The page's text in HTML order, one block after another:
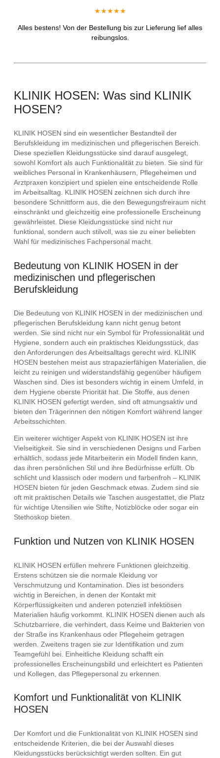
★★★★★
Alles bestens! Von der Bestellung bis zur Lieferung lief alles
reibungslos.
KLINIK HOSEN: Was sind KLINIK
HOSEN?
KLINIK HOSEN sind ein wesentlicher Bestandteil der
Berufskleidung im medizinischen und pflegerischen Bereich.
Diese speziellen Kleidungsstücke sind darauf ausgelegt,
sowohl Komfort als auch Funktionalität zu bieten. Sie sind für
weibliches Personal in Krankenhäusern, Pflegeheimen und
Arztpraxen konzipiert und spielen eine entscheidende Rolle
im Arbeitsalltag. KLINIK HOSEN zeichnen sich durch ihre
besondere Schnittform aus, die den Bewegungsfreiraum nicht
einschränkt und gleichzeitig eine professionelle Erscheinung
gewährleistet. Diese Kleidungsstücke sind nicht nur
funktional, sondern auch stilvoll, was sie zu einer beliebten
Wahl für medizinisches Fachpersonal macht.
Bedeutung von KLINIK HOSEN in der
medizinischen und pflegerischen
Berufskleidung
Die Bedeutung von KLINIK HOSEN in der medizinischen und
pflegerischen Berufskleidung kann nicht genug betont
werden. Sie sind nicht nur ein Symbol für Professionalität und
Hygiene, sondern auch ein praktisches Kleidungsstück, das
den Anforderungen des Arbeitsalltags gerecht wird. KLINIK
HOSEN bestehen meist aus strapazierfähigen Materialien, die
leicht zu reinigen und widerstandsfähig gegenüber häufigem
Waschen sind. Dies ist besonders wichtig in einem Umfeld, in
dem Hygiene oberste Priorität hat. Die Stoffe, aus denen
KLINIK HOSEN gefertigt werden, sind oft atmungsaktiv und
bieten den Trägerinnen den nötigen Komfort während langer
Arbeitsschichten.
Ein weiterer wichtiger Aspekt von KLINIK HOSEN ist ihre
Vielseitigkeit. Sie sind in verschiedenen Designs und Farben
erhältlich, sodass jede Mitarbeiterin ein Modell finden kann,
das ihren persönlichen Stil und ihre Bedürfnisse erfüllt. Ob
schlicht und klassisch oder modern und farbenfroh – KLINIK
HOSEN bieten für jeden Geschmack etwas. Zudem sind sie
oft mit praktischen Details wie Taschen ausgestattet, die Platz
für wichtige Utensilien wie Stifte, Notizblöcke oder sogar ein
Stethoskop bieten.
Funktion und Nutzen von KLINIK HOSEN
KLINIK HOSEN erfüllen mehrere Funktionen gleichzeitig.
Erstens schützen sie die normale Kleidung vor
Verschmutzung und Kontamination. Dies ist besonders
wichtig in Bereichen, in denen der Kontakt mit
Körperflüssigkeiten und anderen potenziell infektiösen
Materialien häufig vorkommt. KLINIK HOSEN dienen auch als
Schutzbarriere, die verhindert, dass Keime und Bakterien von
der Straße ins Krankenhaus oder Pflegeheim getragen
werden. Zweitens tragen sie zur Identifikation und zum
Teamgefühl bei. Einheitliche Kleidung schafft ein
professionelles Erscheinungsbild und erleichtert es Patienten
und Kollegen, das Pflegepersonal zu erkennen.
Komfort und Funktionalität von KLINIK
HOSEN
Der Komfort und die Funktionalität von KLINIK HOSEN sind
entscheidende Kriterien, die bei der Auswahl dieses
Kleidungsstücks berücksichtigt werden sollten. Ein gut